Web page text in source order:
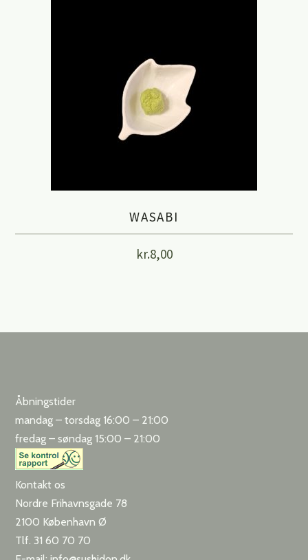
WASABI
kr.8,00
Åbningstider
mandag – torsdag 16:00 – 21:00
fredag – søndag 15:00 – 21:00
Kontakt os
Nordre Frihavnsgade 78
2100 København Ø
Tlf. 31 60 70 70